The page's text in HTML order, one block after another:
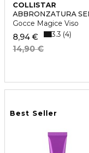
COLLISTAR
ABBRONZATURA
Gocce Magice Viso
8,94 €
14,90 €
3.3 4
Best Seller